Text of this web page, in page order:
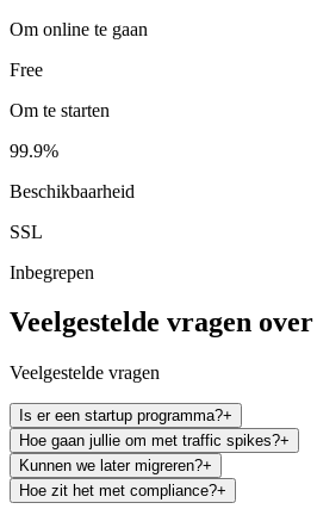
Om online te gaan
Free
Om te starten
99.9%
Beschikbaarheid
SSL
Inbegrepen
Veelgestelde vragen
Veelgestelde vragen
Is er een startup programma?+
Hoe gaan jullie om met traffic spikes?+
Kunnen we later migreren?+
Hoe zit het met compliance?+